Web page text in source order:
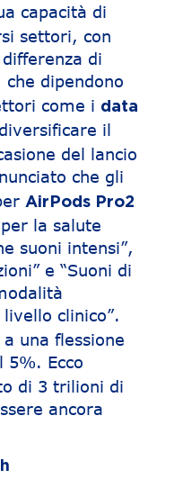
capacità di
settori, con
di
che dipendono
come i data
il
del lancio
che gli
AirPods Pro2
la salute
suoni intensi”,
e “Suoni di
livello clinico”.
una flessione
5%. Ecco
di 3 trilioni di
ancora